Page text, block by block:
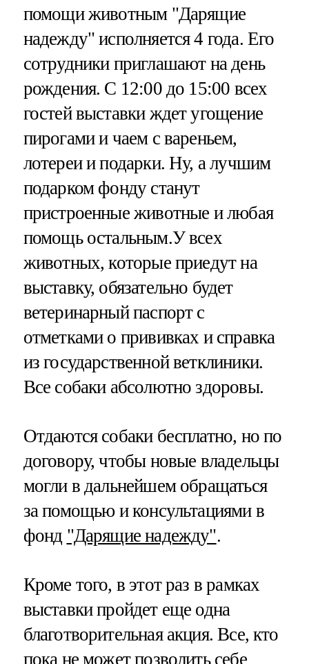
помощи животным "Дарящие
надежду" исполняется 4 года. Его
сотрудники приглашают на день
рождения. С 12:00 до 15:00 всех
гостей выставки ждет угощение
пирогами и чаем с вареньем,
лотереи и подарки. Ну, а лучшим
подарком фонду станут
пристроенные животные и любая
помощь остальным.У всех
животных, которые приедут на
выставку, обязательно будет
ветеринарный паспорт с
отметками о прививках и справка
из государственной ветклиники.
Все собаки абсолютно здоровы.
Отдаются собаки бесплатно, но по
договору, чтобы новые владельцы
могли в дальнейшем обращаться
за помощью и консультациями в
фонд "Дарящие надежду".
Кроме того, в этот раз в рамках
выставки пройдет еще одна
благотворительная акция. Все, кто
пока не может позволить себе